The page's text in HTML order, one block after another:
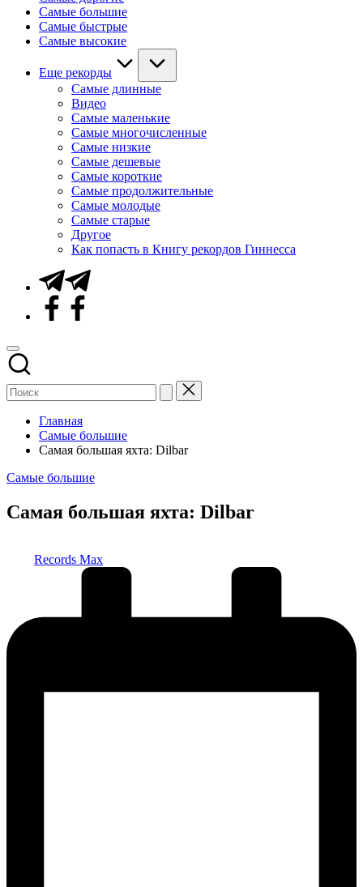
Самые большие
Самые быстрые
Самые высокие
Еще рекорды
Самые длинные
Видео
Самые маленькие
Самые многочисленные
Самые низкие
Самые дешевые
Самые короткие
Самые продолжительные
Самые молодые
Самые старые
Другое
Как попасть в Книгу рекордов Гиннесса
Telegram
Facebook
Главная
Самые большие
Самая большая яхта: Dilbar
Опубликовано
Самые большие
Самая большая яхта: Dilbar
Records Max